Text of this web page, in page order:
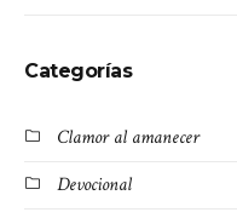
Categorías
Clamor al amanecer
Devocional